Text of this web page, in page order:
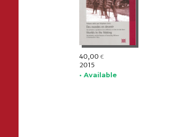
40,00 €
2015
• Available